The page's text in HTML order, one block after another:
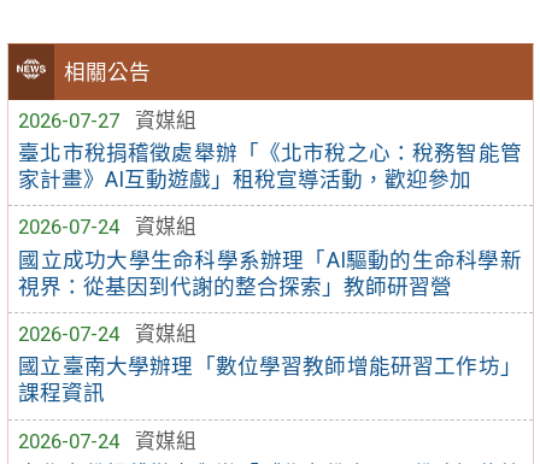
相關公告
2026-07-27
資媒組
臺北市稅捐稽徵處舉辦「《北市稅之心：稅務智能管
家計畫》AI互動遊戲」租稅宣導活動，歡迎參加
2026-07-24
資媒組
國立成功大學生命科學系辦理「AI驅動的生命科學新
視界：從基因到代謝的整合探索」教師研習營
2026-07-24
資媒組
國立臺南大學辦理「數位學習教師增能研習工作坊」
課程資訊
2026-07-24
資媒組